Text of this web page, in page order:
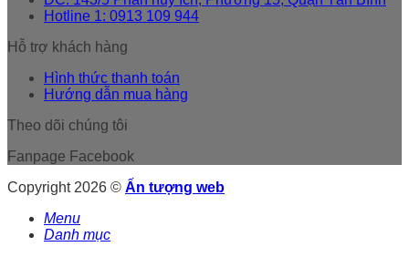
Hotline 1: 0913 109 944
Hỗ trợ khách hàng
Hình thức thanh toán
Hướng dẫn mua hàng
Theo dõi chúng tôi
Fanpage Facebook
Copyright 2026 © Ấn tượng web
Menu
Danh mục